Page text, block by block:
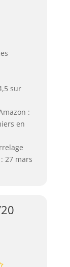
sur
:
en
27 mars